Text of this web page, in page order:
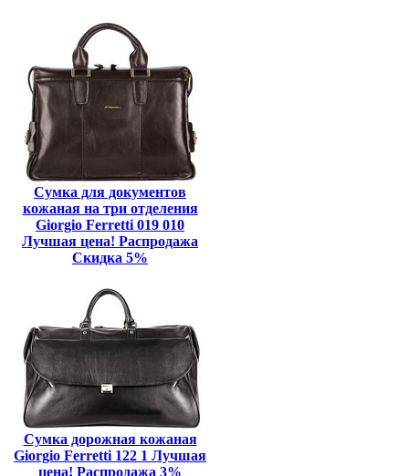
Сумка для документов
кожаная на три отделения
Giorgio Ferretti 019 010
Лучшая цена! Распродажа
Скидка 5%
Сумка дорожная кожаная
Giorgio Ferretti 122 1 Лучшая
цена! Распродажа 3%